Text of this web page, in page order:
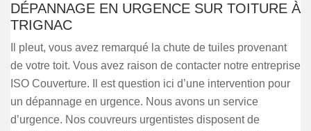
DÉPANNAGE EN URGENCE SUR TOITURE À
TRIGNAC
Il pleut, vous avez remarqué la chute de tuiles provenant
de votre toit. Vous avez raison de contacter notre entreprise
ISO Couverture. Il est question ici d’une intervention pour
un dépannage en urgence. Nous avons un service
d’urgence. Nos couvreurs urgentistes disposent de